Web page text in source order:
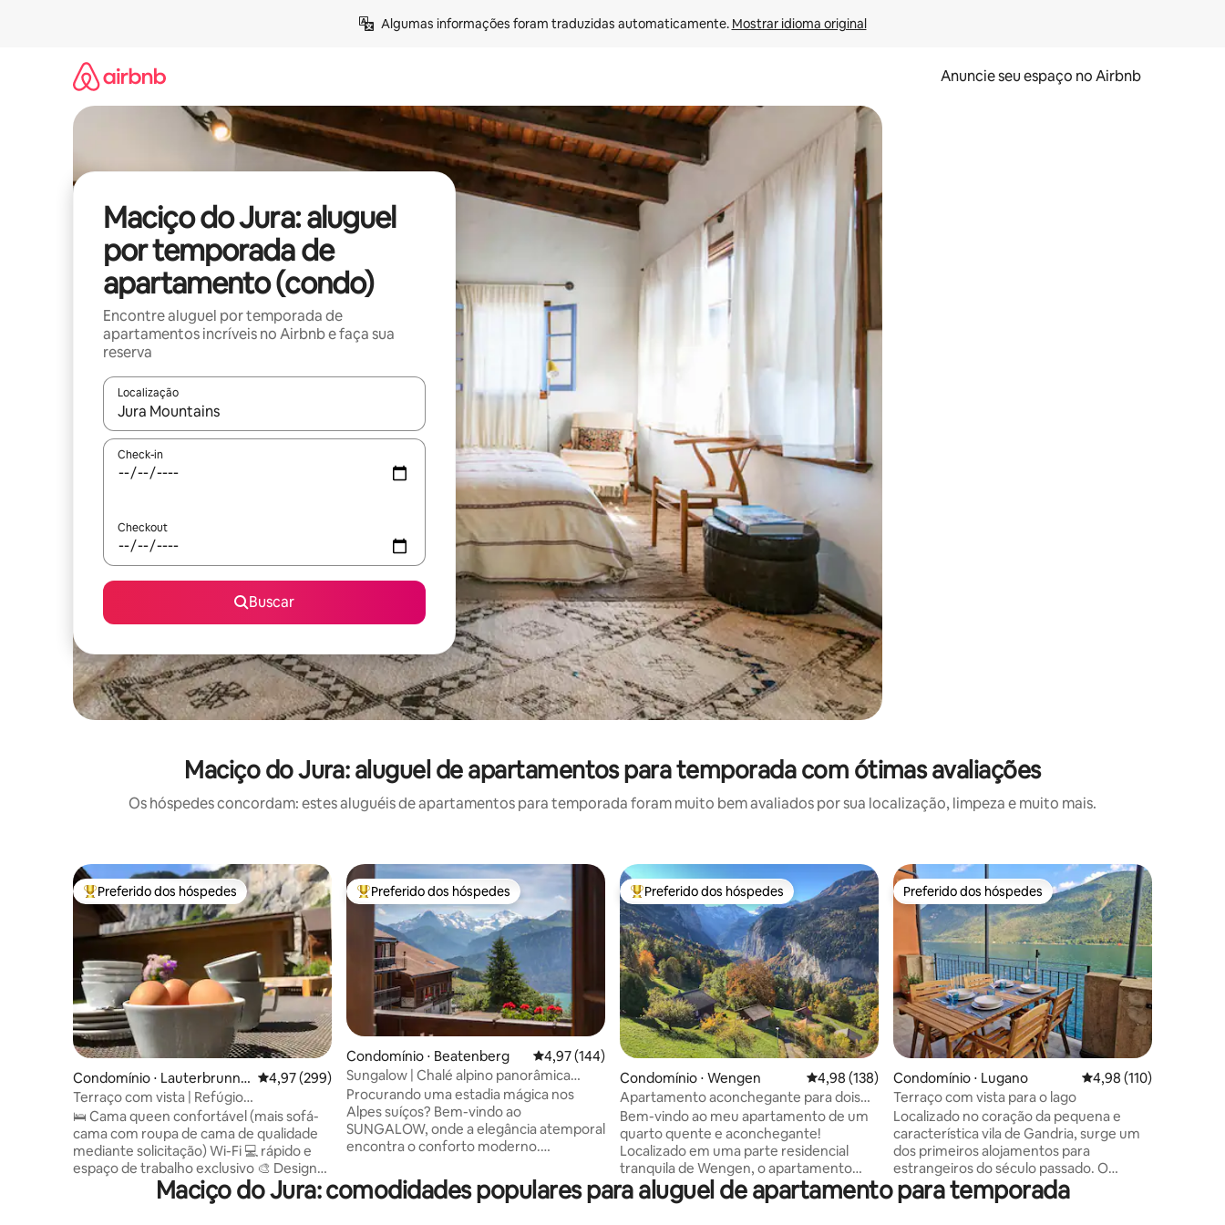
Algumas informações foram traduzidas automaticamente. Mostrar idioma original
Anuncie seu espaço no Airbnb
Maciço do Jura: aluguel
por temporada de
apartamento (condo)
Encontre aluguel por temporada de
apartamentos incríveis no Airbnb e faça sua
reserva
Localização
Quando os resultados estiverem disponíveis, explore-os usando as seta para cima e para baixo do teclado ou tocando e deslizando o dedo na tela.
Check-in
Checkout
Buscar
Maciço do Jura: aluguel de apartamentos para temporada com ótimas avaliações
Os hóspedes concordam: estes aluguéis de apartamentos para temporada foram muito bem avaliados por sua localização, limpeza e muito mais.
Entre os melhores preferidos dos hóspedes
Preferido dos hóspedes
Condomínio ⋅ Lauterbrunne
n
4,97 de uma avaliação média de 5, 299 avaliações
4,97 (299)
Terraço com vista | Refúgio
aconchegante | Estacionamento gratuito
🛌 Cama queen confortável (mais sofá-
cama com roupa de cama de qualidade
mediante solicitação) Wi-Fi 💻 rápido e
espaço de trabalho exclusivo 🎨 Design
rústico moderno elegante e grande
terraço coberto com churrasqueira e
Entre os melhores preferidos dos hóspedes
Preferido dos hóspedes
Condomínio ⋅ Beatenberg 4,97 de uma avaliação média de 5, 144 avaliações
4,97 (144)
Sungalow | Chalé alpino panorâmica
vintage-chique
Procurando uma estadia mágica nos
Alpes suíços? Bem-vindo ao
SUNGALOW, onde a elegância atemporal
encontra o conforto moderno.
desfrute de uma cozinha gourmet
totalmente equipada, espaços de estar
Entre os melhores preferidos dos hóspedes
Preferido dos hóspedes
Condomínio ⋅ Wengen 4,98 de uma avaliação média de 5, 138 avaliações
4,98 (138)
Apartamento aconchegante para dois
com vistas deslumbrantes
Bem-vindo ao meu apartamento de um
quarto quente e aconchegante!
Localizado em uma parte residencial
tranquila de Wengen, o apartamento
oferece um refúgio aconchegante
perfeito; enquanto está a uma curta
Preferido dos hóspedes
Preferido dos hóspedes
Condomínio ⋅ Lugano 4,98 de uma avaliação
4,98 (110)
Terraço com vista para o lago
Localizado no coração da pequena e
característica vila de Gandria, surge um
dos primeiros alojamentos para
estrangeiros do século passado. O
apartamento amplo e luminoso, com
cerca de 80 metros quadrados, é
Maciço do Jura: comodidades populares para aluguel de apartamento para temporada